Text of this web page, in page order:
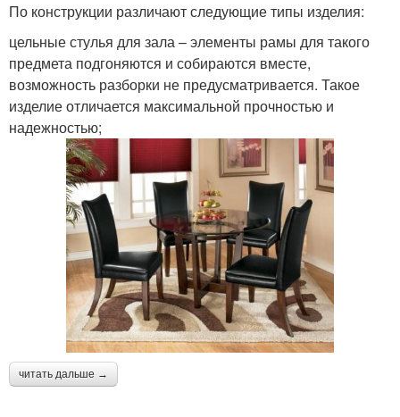
По конструкции различают следующие типы изделия:
цельные стулья для зала – элементы рамы для такого
предмета подгоняются и собираются вместе,
возможность разборки не предусматривается. Такое
изделие отличается максимальной прочностью и
надежностью;
читать дальше →